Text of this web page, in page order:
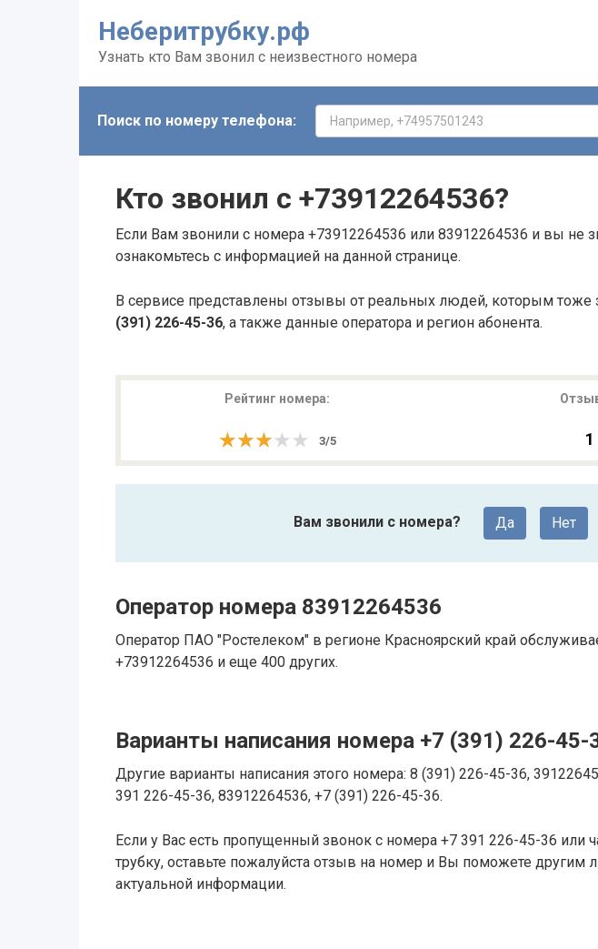
Неберитрубку.рф
Узнать кто Вам звонил с неизвестного номера
Поиск по номеру телефона:
Кто звонил с +73912264536?
Если Вам звонили с номера +73912264536 или 83912264536 и вы не
ознакомьтесь с информацией на данной странице.
В сервисе представлены отзывы от реальных людей, которым тоже
(391) 226-45-36, а также данные оператора и регион абонента.
Рейтинг номера:
★★★★★
★★★★★ 3/5 1
Вам звонили с номера? Да Нет
Оператор номера 83912264536
Оператор ПАО "Ростелеком" в регионе Красноярский край
+73912264536 и еще 400 других.
Варианты написания номера +7 (391) 226-45-
Другие варианты написания этого номера: 8 (391) 226-45-36,
391 226-45-36, 83912264536, +7 (391) 226-45-36.
Если у Вас есть пропущенный звонок с номера +7 391 226-45-36 или
трубку, оставьте пожалуйста отзыв на номер и Вы поможете другим
актуальной информации.